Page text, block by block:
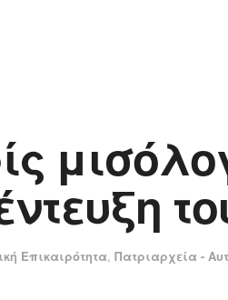
Επικαιρότητα, Πατριαρχεία -